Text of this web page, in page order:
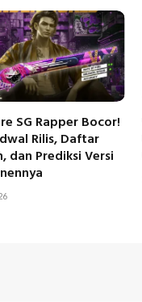
SG Rapper Bocor!
Rilis, Daftar
dan Prediksi Versi